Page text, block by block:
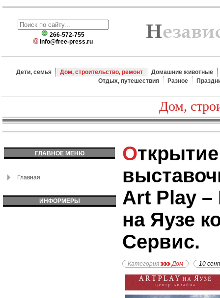
266-572-755
info@free-press.ru
Дети, семья Дом, строительство, ремонт
Домашние животные
Отдых, путешествия
Разное
Дом,
ГЛАВНОЕ МЕНЮ
Главная
ИНФОРМЕРЫ
Открытие
Art Play –
на Яузе
Сервис.
Категория Дом 10